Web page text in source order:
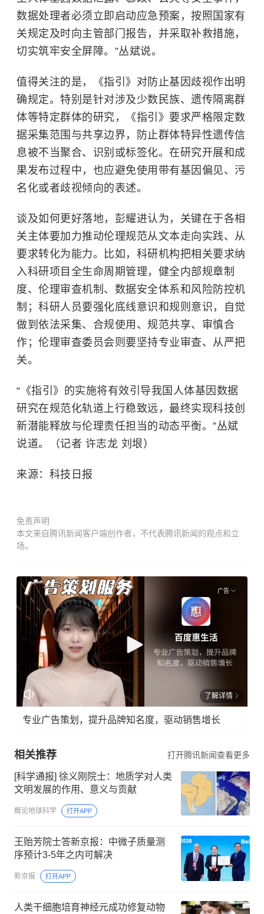
数据处理者必须立即启动应急预案，按照国家有
关规定及时向主管部门报告，并采取补救措施，
切实筑牢安全屏障。”丛斌说。
值得关注的是，《指引》对防止基因歧视作出明
确规定。特别是针对涉及少数民族、遗传隔离群
体等特定群体的研究，《指引》要求严格限定数
据采集范围与共享边界，防止群体特异性遗传信
息被不当聚合、识别或标签化。在研究开展和成
果发布过程中，也应避免使用带有基因偏见、污
名化或者歧视倾向的表述。
谈及如何更好落地，彭耀进认为，关键在于各相
关主体要加力推动伦理规范从文本走向实践、从
要求转化为能力。比如，科研机构把相关要求纳
入科研项目全生命周期管理，健全内部规章制
度、伦理审查机制、数据安全体系和风险防控机
制；科研人员要强化底线意识和规则意识，自觉
做到依法采集、合规使用、规范共享、审慎合
作；伦理审查委员会则要坚持专业审查、从严把
关。
“《指引》的实施将有效引导我国人体基因数据
研究在规范化轨道上行稳致远，最终实现科技创
新潜能释放与伦理责任担当的动态平衡。”丛斌
说道。（记者 许志龙 刘垠）
来源：科技日报
免责声明
本文来自腾讯新闻客户端创作者，不代表腾讯新闻的观点和立
场。
广告
了解详情
专业广告策划，提升品牌知名度，驱动销售增长
相关推荐 打开腾讯新闻查看更多
[科学通报] 徐义刚院士：地质学对人类
文明发展的作用、意义与贡献
概论地球科学 打开APP
王贻芳院士答新京报：中微子质量测
序预计3-5年之内可解决
新京报 打开APP
人类干细胞培育神经元成功修复动物